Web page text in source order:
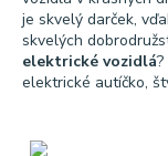
je skvelý darček,
skvelých
elektrické vozidlá
elektrické autíčko,